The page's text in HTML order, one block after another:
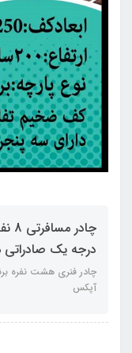
درجه یک صادراتی
چادر فنری هشت نفره
آپکس